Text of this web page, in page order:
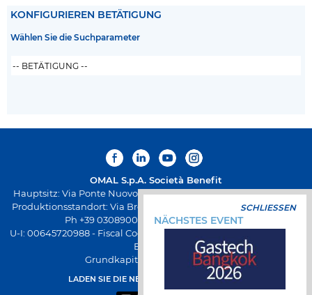
KONFIGURIEREN BETÄTIGUNG
Wählen Sie die Suchparameter
OMAL S.p.A. Società Benefit
Hauptsitz: Via Ponte Nuovo 11, Rodengo Saiano (Brescia) Italien
Produktionsstandort: Via Brognolo 12, Passirano (Brescia) Italien
Ph +39 0308900145 Fax +39 0308900423
U-I: 00645720988 - Fiscal Code: 01661640175 - REA-Registrierung
BS-258271
Grundkapital € 500.000,00 v.e.
LADEN SIE DIE NEUE OMAL-APP HERUNTER
SCHLIESSEN
NÄCHSTES EVENT